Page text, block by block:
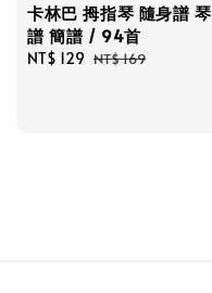
卡林巴 拇指琴 隨身譜 琴
譜 簡譜 / 94首
Sale
NT$ 129 Regular
NT$ 169